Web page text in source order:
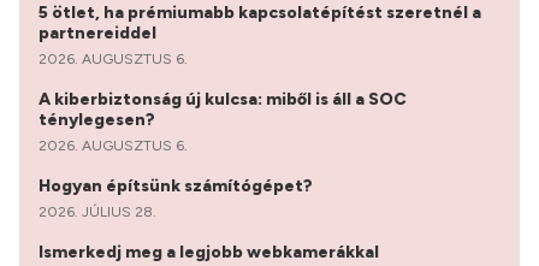
5 ötlet, ha prémiumabb kapcsolatépítést szeretnél a
partnereiddel
2026. AUGUSZTUS 6.
A kiberbiztonság új kulcsa: miből is áll a SOC
ténylegesen?
2026. AUGUSZTUS 6.
Hogyan építsünk számítógépet?
2026. JÚLIUS 28.
Ismerkedj meg a legjobb webkamerákkal